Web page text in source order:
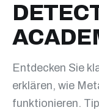
Entdecken Sie
erklären, wie
funktionieren.